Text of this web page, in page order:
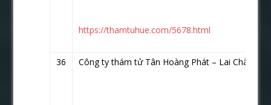
https://thamtuhue.com/5678.html
36 Công ty thám tử Tân Hoàng Phát – Lai Châu